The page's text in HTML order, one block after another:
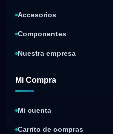
Accesorios
Componentes
Nuestra empresa
Mi Compra
Mi cuenta
Carrito de compras